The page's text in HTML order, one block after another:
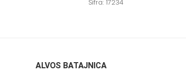
Šifra: 17234
ALVOS BATAJNICA